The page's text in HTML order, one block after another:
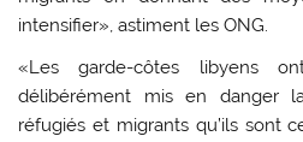
intensifier», astiment les ONG.
«Les garde-côtes libyens
délibérément mis en danger
réfugiés et migrants qu’ils sont